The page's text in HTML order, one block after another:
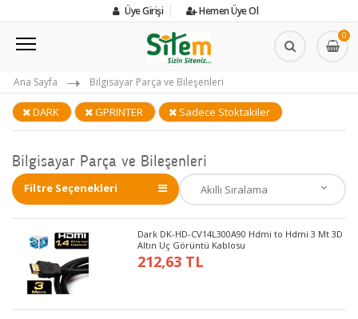
Üye Girişi Hemen Üye Ol
0
Ana Sayfa Bilgisayar Parça ve Bileşenleri
DARK GPRINTER Sadece Stoktakiler
Bilgisayar Parça ve Bileşenleri
Filtre Seçenekleri
Dark DK-HD-CV14L300A90 Hdmi to Hdmi 3 Mt 3D
Altın Uç Görüntü Kablosu
212,63 TL